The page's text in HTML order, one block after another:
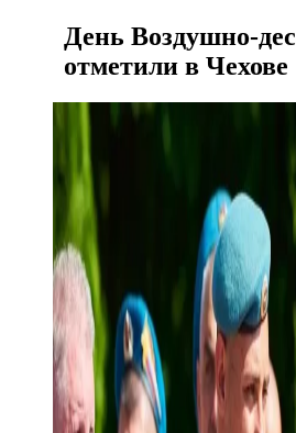
День Воздушно-
отметили в Чехове